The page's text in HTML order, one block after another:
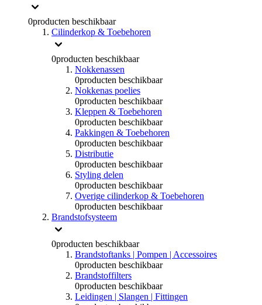
0producten beschikbaar
Cilinderkop & Toebehoren
0producten beschikbaar
Nokkenassen
0producten beschikbaar
Nokkenas poelies
0producten beschikbaar
Kleppen & Toebehoren
0producten beschikbaar
Pakkingen & Toebehoren
0producten beschikbaar
Distributie
0producten beschikbaar
Styling delen
0producten beschikbaar
Overige cilinderkop & Toebehoren
0producten beschikbaar
Brandstofsysteem
0producten beschikbaar
Brandstoftanks | Pompen | Accessoires
0producten beschikbaar
Brandstoffilters
0producten beschikbaar
Leidingen | Slangen | Fittingen